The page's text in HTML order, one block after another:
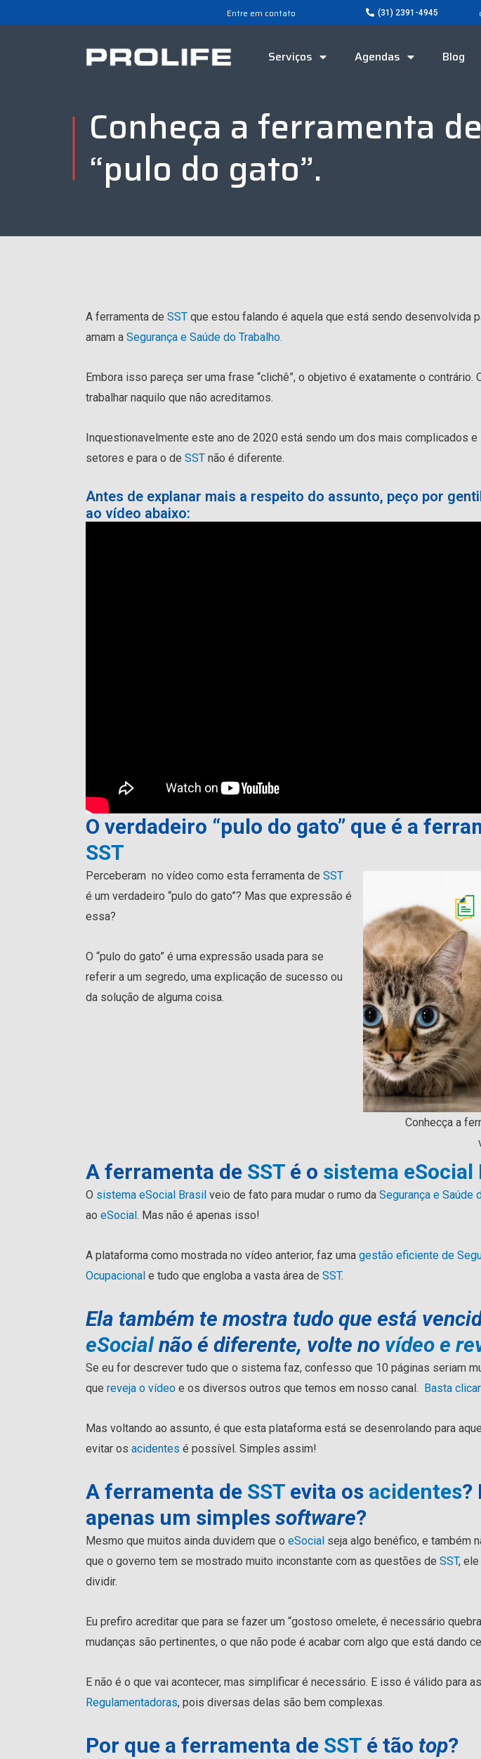
Entre em contato (31) 2391-4945
Serviços Agendas Blog
Conheça a ferramenta
“pulo do gato”.
A ferramenta de SST que estou falando é aquela que está sendo desenvolvida
amam a Segurança e Saúde do Trabalho.
Embora isso pareça ser uma frase “clichê”, o objetivo é exatamente o contrário.
trabalhar naquilo que não acreditamos.
Inquestionavelmente este ano de 2020 está sendo um dos mais complicados
setores e para o de SST não é diferente.
Antes de explanar mais a respeito do assunto, peço por
ao vídeo abaixo:
O verdadeiro “pulo do gato” que é a
SST
Conhecça a
Perceberam no vídeo como esta ferramenta de SST
é um verdadeiro “pulo do gato”? Mas que expressão é
essa?
O “pulo do gato” é uma expressão usada para se
referir a um segredo, uma explicação de sucesso ou
da solução de alguma coisa.
A ferramenta de SST é o sistema eSocial
O sistema eSocial Brasil veio de fato para mudar o rumo da Segurança e Saúde
ao eSocial. Mas não é apenas isso!
A plataforma como mostrada no vídeo anterior, faz uma gestão eficiente de
Ocupacional e tudo que engloba a vasta área de SST.
Ela também te mostra tudo que está
eSocialnão é diferente, volte no vídeo e
Se eu for descrever tudo que o sistema faz, confesso que 10 páginas seriam
que reveja o vídeo e os diversos outros que temos em nosso canal. Basta
Mas voltando ao assunto, é que esta plataforma está se desenrolando para
evitar os acidentes é possível. Simples assim!
A ferramenta de SST evita os acidentes?
apenas um simples software?
Mesmo que muitos ainda duvidem que o eSocial seja algo benéfico, e também
que o governo tem se mostrado muito inconstante com as questões de SST,
dividir.
Eu prefiro acreditar que para se fazer um “gostoso omelete, é necessário
mudanças são pertinentes, o que não pode é acabar com algo que está dando
E não é o que vai acontecer, mas simplificar é necessário. E isso é válido para as
Regulamentadoras, pois diversas delas são bem complexas.
Por que a ferramenta de SST é tão top?